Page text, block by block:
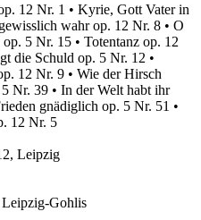
12 Nr. 1 • Kyrie, Gott Vater in
wahr op. 12 Nr. 8 • O
5 Nr. 15 • Totentanz op. 12
die Schuld op. 5 Nr. 12 •
12 Nr. 9 • Wie der Hirsch
Nr. 39 • In der Welt habt ihr
gnädiglich op. 5 Nr. 51 •
12 Nr. 5
Leipzig
Leipzig-Gohlis